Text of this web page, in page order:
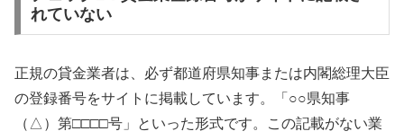
れていない
正規の貸金業者は、必ず都道府県知事または内閣総理大臣
の登録番号をサイトに掲載しています。「○○県知事
（△）第□□□□号」といった形式です。この記載がない業